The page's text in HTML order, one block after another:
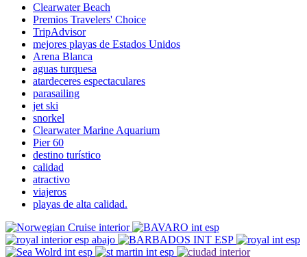
Clearwater Beach
Premios Travelers' Choice
TripAdvisor
mejores playas de Estados Unidos
Arena Blanca
aguas turquesa
atardeceres espectaculares
parasailing
jet ski
snorkel
Clearwater Marine Aquarium
Pier 60
destino turístico
calidad
atractivo
viajeros
playas de alta calidad.